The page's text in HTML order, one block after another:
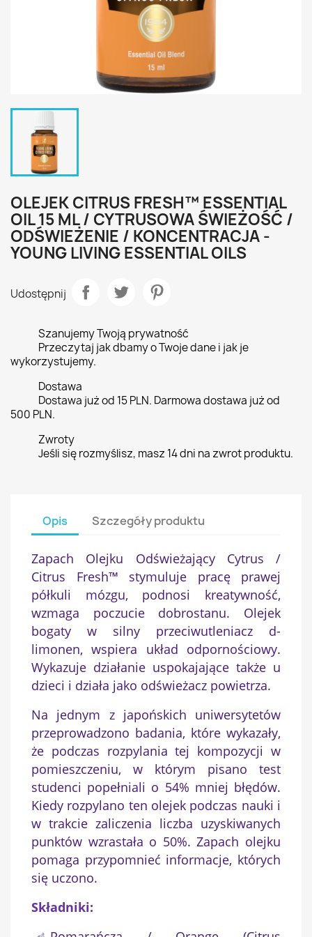
OLEJEK CITRUS FRESH™ ESSENTIAL
OIL 15 ML / CYTRUSOWA ŚWIEŻOŚĆ /
ODŚWIEŻENIE / KONCENTRACJA -
YOUNG LIVING ESSENTIAL OILS
Udostępnij
Szanujemy Twoją prywatność
Przeczytaj jak dbamy o Twoje dane i jak je
wykorzystujemy.
Dostawa
Dostawa już od 15 PLN. Darmowa dostawa już od
500 PLN.
Zwroty
Jeśli się rozmyślisz, masz 14 dni na zwrot produktu.
Opis Szczegóły produktu
Zapach Olejku Odświeżający Cytrus /
Citrus Fresh™ stymuluje pracę prawej
półkuli mózgu, podnosi kreatywność,
wzmaga poczucie dobrostanu. Olejek
bogaty w silny przeciwutleniacz d-
limonen, wspiera układ odpornościowy.
Wykazuje działanie uspokajające także u
dzieci i działa jako odświeżacz powietrza.
Na jednym z japońskich uniwersytetów
przeprowadzono badania, które wykazały,
że podczas rozpylania tej kompozycji w
pomieszczeniu, w którym pisano test
studenci popełniali o 54% mniej błędów.
Kiedy rozpylano ten olejek podczas nauki i
w trakcie zaliczenia liczba uzyskiwanych
punktów wzrastała o 50%. Zapach olejku
pomaga przypomnieć informacje, których
się uczono.
Składniki: